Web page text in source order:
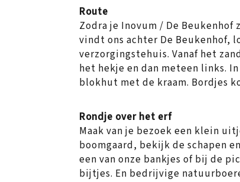
Route
Zodra je Inovum / De
vindt ons achter De Beukenhof,
verzorgingstehuis. Vanaf het
het hekje en dan meteen links.
blokhut met de kraam. Bordjes
Rondje over het erf
Maak van je bezoek een klein
boomgaard, bekijk de schapen
een van onze bankjes of bij de
bijtjes. En bedrijvige